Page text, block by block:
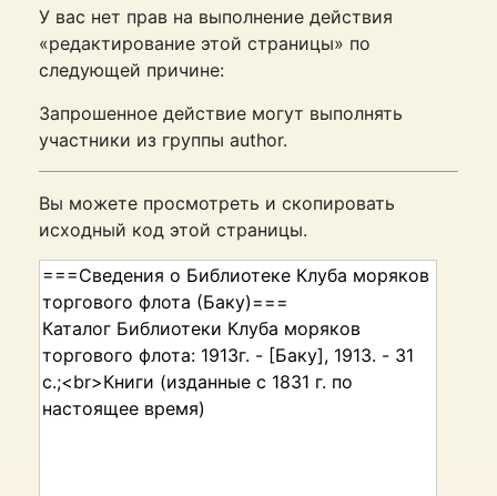
У вас нет прав на выполнение действия
«редактирование этой страницы» по
следующей причине:
Запрошенное действие могут выполнять
участники из группы author.
Вы можете просмотреть и скопировать
исходный код этой страницы.